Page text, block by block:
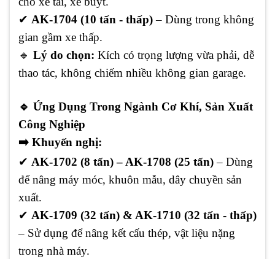
✔ AK-1704 (10 tấn - thấp)– Dùng trong không
gian gầm xe thấp.
🔹 Lý do chọn: Kích có trọng lượng vừa phải, dễ
thao tác, không chiếm nhiều không gian garage.
🔹 Ứng Dụng Trong Ngành Cơ Khí, Sản Xuất
Công Nghiệp
➡️ Khuyến nghị:
✔ AK-1702 (8 tấn) – AK-1708 (25 tấn)– Dùng
để nâng máy móc, khuôn mẫu, dây chuyền sản
xuất.
✔ AK-1709 (32 tấn) & AK-1710 (32 tấn - thấp)
– Sử dụng để nâng kết cấu thép, vật liệu nặng
trong nhà máy.